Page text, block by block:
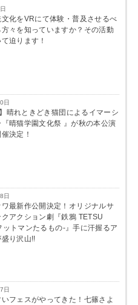
文化をVRにて体験・普及させるべ
方々を知っていますか？その活動
迫ります！
日
晴れときどき猫団によるイマーシ
『晴猫学園文化祭 』が秋の本公演
決定！
日
最新作公開決定！オリジナルサ
アクション劇『鉄鴉 TETSU
ットマンたるもの-』手に汗握るア
り沢山!!
日
フェスがやってきた！七篠さよ